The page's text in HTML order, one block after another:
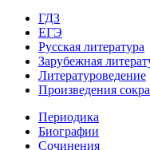
ГДЗ
ЕГЭ
Русская литература
Зарубежная
Литературоведение
Произведения
Периодика
Биографии
Сочинения